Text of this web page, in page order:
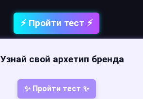
⚡ Пройти тест ⚡
свой архетип бренда
✨ Пройти тест ✨